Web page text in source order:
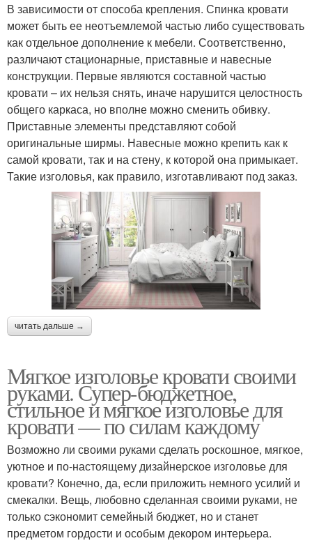
В зависимости от способа крепления. Спинка кровати
может быть ее неотъемлемой частью либо существовать
как отдельное дополнение к мебели. Соответственно,
различают стационарные, приставные и навесные
конструкции. Первые являются составной частью
кровати – их нельзя снять, иначе нарушится целостность
общего каркаса, но вполне можно сменить обивку.
Приставные элементы представляют собой
оригинальные ширмы. Навесные можно крепить как к
самой кровати, так и на стену, к которой она примыкает.
Такие изголовья, как правило, изготавливают под заказ.
читать дальше →
Мягкое изголовье кровати своими
руками. Супер-бюджетное,
стильное и мягкое изголовье для
кровати — по силам каждому
Возможно ли своими руками сделать роскошное, мягкое,
уютное и по-настоящему дизайнерское изголовье для
кровати? Конечно, да, если приложить немного усилий и
смекалки. Вещь, любовно сделанная своими руками, не
только сэкономит семейный бюджет, но и станет
предметом гордости и особым декором интерьера.